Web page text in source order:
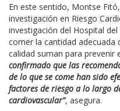
En este sentido, Montse
investigación en Riesgo
investigación del Hospital
comer la cantidad adecuada
calidad suman para prevenir
confirmado que las
de lo que se come han sido
factores de riesgo a lo largo
cardiovascular”, asegura.